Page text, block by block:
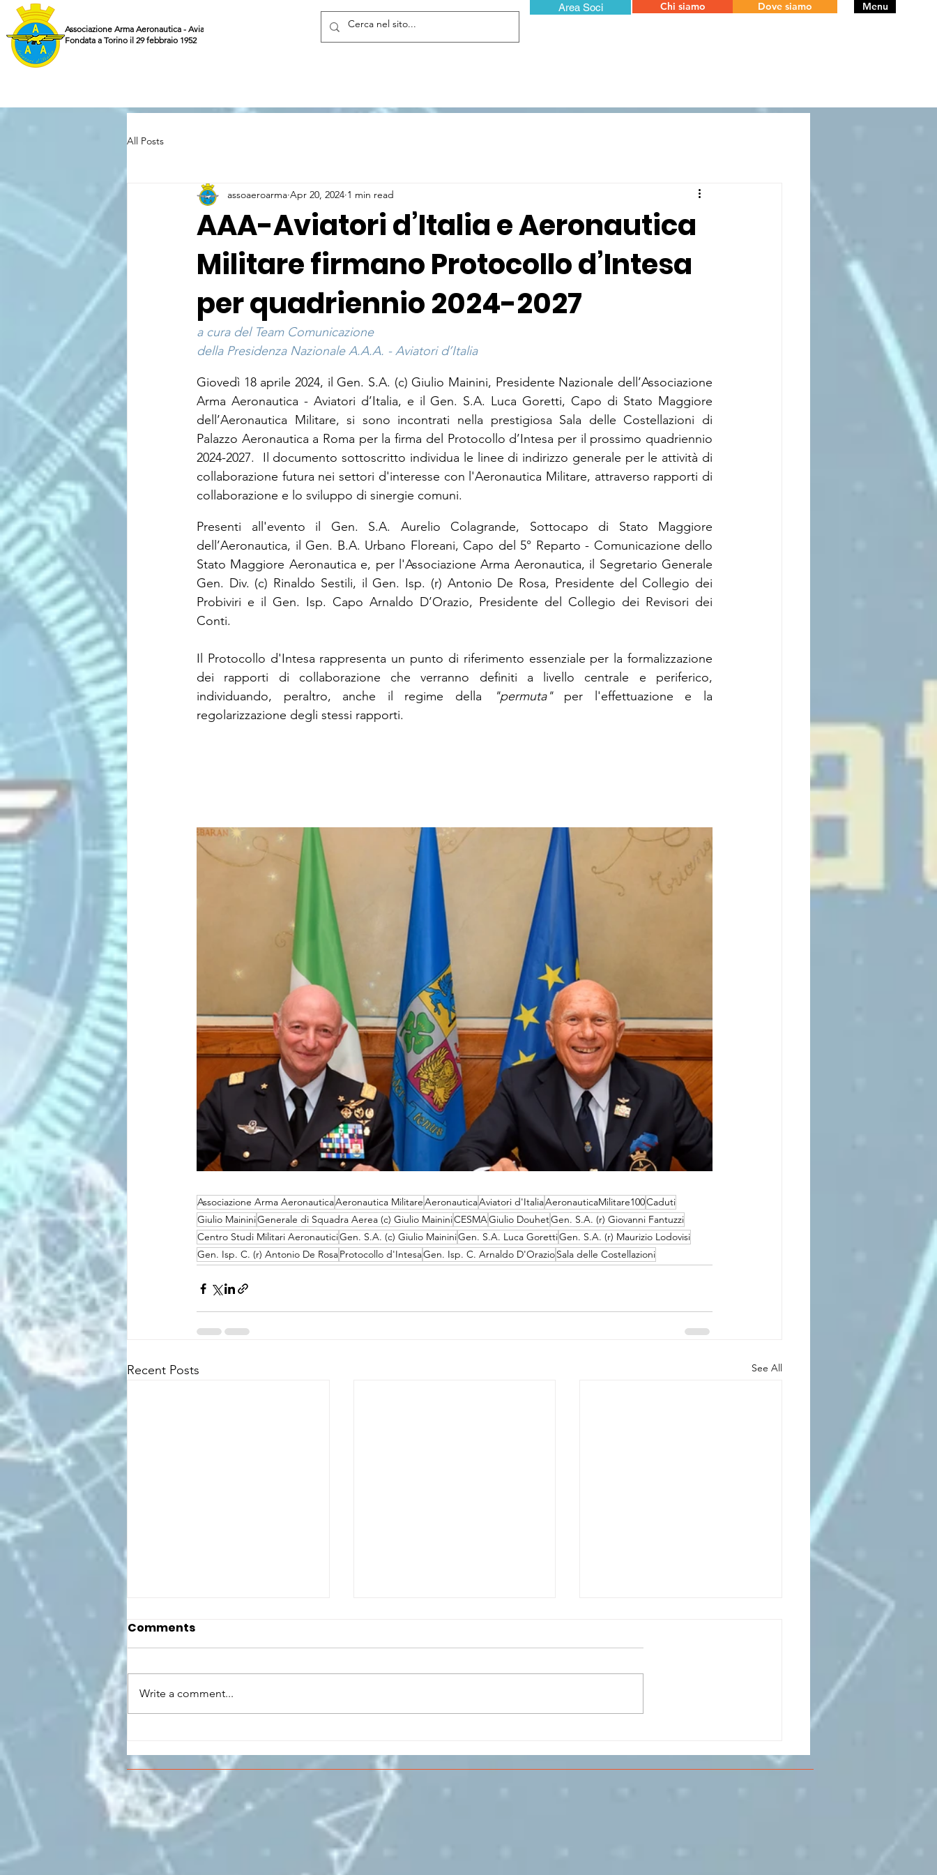
Associazione Arma Aeronautica - Aviatori d'Italia ETS
Fondata a Torino il 29 febbraio 1952
Area Soci Chi siamo Dove siamo Menu
All Posts
AAA-Aviatori d’Italia e Aeronautica
Militare firmano Protocollo d’Intesa
per quadriennio 2024-2027
assoaeroarma Apr 20, 2024 1 min read
a cura del Team Comunicazione
della Presidenza Nazionale A.A.A. - Aviatori d’Italia
Giovedì 18 aprile 2024, il Gen. S.A. (c) Giulio Mainini, Presidente Nazionale dell’Associazione
Arma Aeronautica - Aviatori d’Italia, e il Gen. S.A. Luca Goretti, Capo di Stato Maggiore
dell’Aeronautica Militare, si sono incontrati nella prestigiosa Sala delle Costellazioni di
Palazzo Aeronautica a Roma per la firma del Protocollo d’Intesa per il prossimo quadriennio
2024-2027.  Il documento sottoscritto individua le linee di indirizzo generale per le attività di
collaborazione futura nei settori d'interesse con l'Aeronautica Militare, attraverso rapporti di
collaborazione e lo sviluppo di sinergie comuni.
Presenti all'evento il Gen. S.A. Aurelio Colagrande, Sottocapo di Stato Maggiore
dell’Aeronautica, il Gen. B.A. Urbano Floreani, Capo del 5° Reparto - Comunicazione dello
Stato Maggiore Aeronautica e, per l'Associazione Arma Aeronautica, il Segretario Generale
Gen. Div. (c) Rinaldo Sestili, il Gen. Isp. (r) Antonio De Rosa, Presidente del Collegio dei
Probiviri e il Gen. Isp. Capo Arnaldo D’Orazio, Presidente del Collegio dei Revisori dei
Conti.
Il Protocollo d'Intesa rappresenta un punto di riferimento essenziale per la formalizzazione
dei rapporti di collaborazione che verranno definiti a livello centrale e periferico,
individuando, peraltro, anche il regime della
"permuta" per l'effettuazione e la
regolarizzazione degli stessi rapporti.
Associazione Arma AeronauticaAeronautica MilitareAeronauticaAviatori d'ItaliaAeronauticaMilitare100Caduti
Giulio MaininiGenerale di Squadra Aerea (c) Giulio MaininiCESMAGiulio DouhetGen. S.A. (r) Giovanni Fantuzzi
Centro Studi Militari AeronauticiGen. S.A. (c) Giulio MaininiGen. S.A. Luca GorettiGen. S.A. (r) Maurizio Lodovisi
Gen. Isp. C. (r) Antonio De RosaProtocollo d'IntesaGen. Isp. C. Arnaldo D'OrazioSala delle Costellazioni
Recent Posts See All
PERCORSO DI
FORMAZIONE SCUOLA
LAVORO DEGLI STUDENTI
DEL “DE PINEDO-
COLONNA”
superiori per il concorso
sull'Aerospazio
PARLARE DI
SPERIMENTAZIONE DI
Comments
Write a comment...